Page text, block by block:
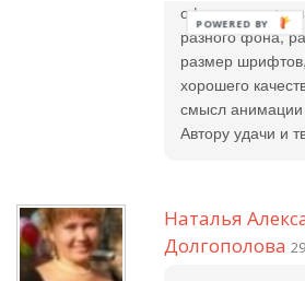
оформлении: я
разного фона,
размер
хорошего
смысл анимации
Автору удачи и
Наталья
Долгополова
POWERED BY